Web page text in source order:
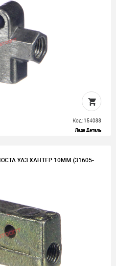
Код: 154088
Лада Деталь
УАЗ ХАНТЕР 10ММ (31605-